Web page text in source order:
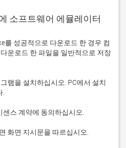
소프트웨어 에뮬레이터
를 성공적으로 다운로드 한 경우 컴
운로드 한 파일을 일반적으로 저장